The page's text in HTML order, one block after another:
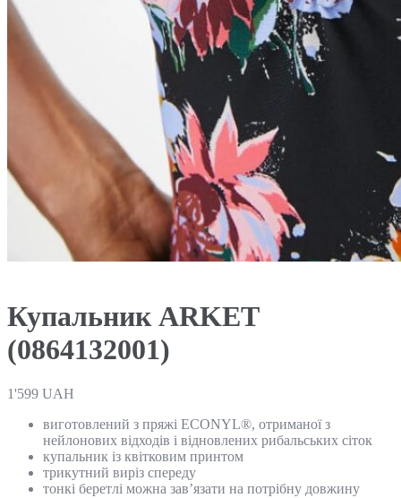
Купальник ARKET
(0864132001)
1'599 UAH
виготовлений з пряжі ECONYL®, отриманої з
нейлонових відходів і відновлених рибальських сіток
купальник із квітковим принтом
трикутний виріз спереду
тонкі беретлі можна зав’язати на потрібну довжину